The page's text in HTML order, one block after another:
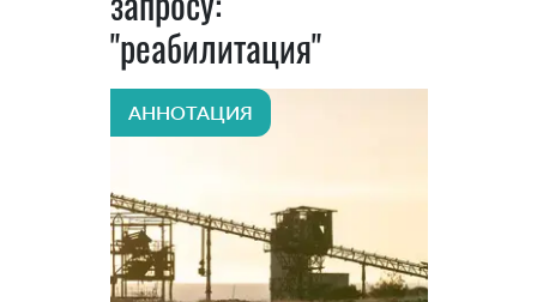
"реабилитация"
АННОТАЦИЯ